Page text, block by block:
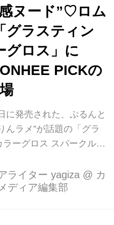
ヌード”♡ロム
グラスティン
グロス」に
PICKの
に発売された、ぷるんと
んラメ”が話題の「グラ
ラーグロス スパークルラ
いのまま、ロムアンド
色感ヌード”をテーマに
ティングカラーグロス ヌ
ライター yagiza @ カ
ディア編集部